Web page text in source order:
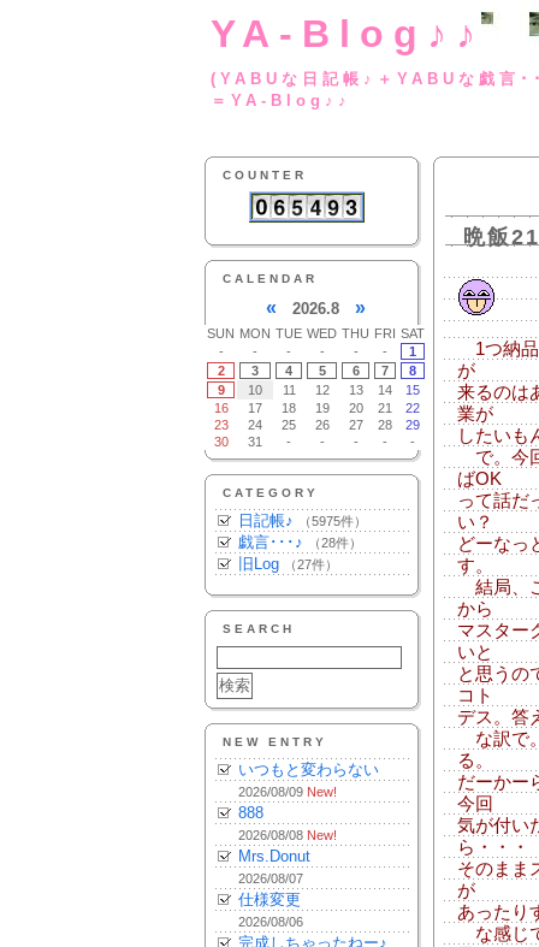
YA-Blog♪♪
(YABUな日記帳♪
＝YA-Blog♪♪
COUNTER
CALENDAR
« 2026.8 »
SUN MON TUE WED THU FRI SAT
-
- - - - -
1
2
3 4 5 6 7
8
9
10 11 12 13 14
15
16
17 18 19 20 21
22
23
24 25 26 27 28
29
30
31 - - - - -
CATEGORY
日記帳♪ （5975件）
戯言･･･♪ （28件）
旧Log （27件）
SEARCH
NEW ENTRY
いつもと変わらない
2026/08/09 New!
888
2026/08/08 New!
Mrs.Donut
2026/08/07
仕様変更
2026/08/06
完成しちゃったねー♪
晩飯
1つ納品
が
来るのは
業が
したいも
で。今
ばOK
って話だ
い？
どーなっ
す。
結局、
から
マスター
いと
と思うの
コト
デス。答
な訳で
る。
だーかー
今回
気が付い
ら・・・
そのまま
が
あったり
な感じ